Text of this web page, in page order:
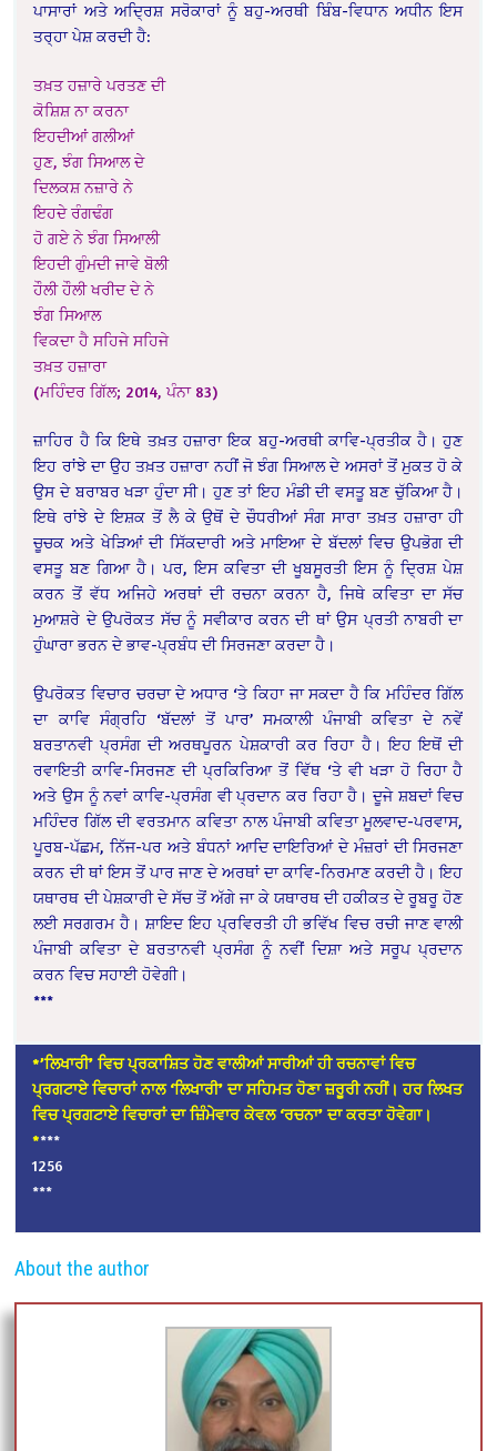
ਪਾਸਾਰਾਂ ਅਤੇ ਅਦ੍ਰਿਸ਼ ਸਰੋਕਾਰਾਂ ਨੂੰ ਬਹੁ-ਅਰਥੀ ਬਿੰਬ-ਵਿਧਾਨ ਅਧੀਨ ਇਸ
ਤਰ੍ਹਾ ਪੇਸ਼ ਕਰਦੀ ਹੈ:
ਤਖ਼ਤ ਹਜ਼ਾਰੇ ਪਰਤਣ ਦੀ
ਕੋਸ਼ਿਸ਼ ਨਾ ਕਰਨਾ
ਇਹਦੀਆਂ ਗਲੀਆਂ
ਹੁਣ, ਝੰਗ ਸਿਆਲ ਦੇ
ਦਿਲਕਸ਼ ਨਜ਼ਾਰੇ ਨੇ
ਇਹਦੇ ਰੰਗਢੰਗ
ਹੋ ਗਏ ਨੇ ਝੰਗ ਸਿਆਲੀ
ਇਹਦੀ ਗੁੰਮਦੀ ਜਾਵੇ ਬੋਲੀ
ਹੌਲੀ ਹੌਲੀ ਖਰੀਦ ਦੇ ਨੇ
ਝੰਗ ਸਿਆਲ
ਵਿਕਦਾ ਹੈ ਸਹਿਜੇ ਸਹਿਜੇ
ਤਖ਼ਤ ਹਜ਼ਾਰਾ
(ਮਹਿੰਦਰ ਗਿੱਲ; 2014, ਪੰਨਾ 83)
ਜ਼ਾਹਿਰ ਹੈ ਕਿ ਇਥੇ ਤਖ਼ਤ ਹਜ਼ਾਰਾ ਇਕ ਬਹੁ-ਅਰਥੀ ਕਾਵਿ-ਪ੍ਰਤੀਕ ਹੈ। ਹੁਣ
ਇਹ ਰਾਂਝੇ ਦਾ ਉਹ ਤਖ਼ਤ ਹਜ਼ਾਰਾ ਨਹੀਂ ਜੋ ਝੰਗ ਸਿਆਲ ਦੇ ਅਸਰਾਂ ਤੋਂ ਮੁਕਤ ਹੋ ਕੇ
ਉਸ ਦੇ ਬਰਾਬਰ ਖੜਾ ਹੁੰਦਾ ਸੀ। ਹੁਣ ਤਾਂ ਇਹ ਮੰਡੀ ਦੀ ਵਸਤੂ ਬਣ ਚੁੱਕਿਆ ਹੈ।
ਇਥੇ ਰਾਂਝੇ ਦੇ ਇਸ਼ਕ ਤੋਂ ਲੈ ਕੇ ਉਥੋਂ ਦੇ ਚੌਧਰੀਆਂ ਸੰਗ ਸਾਰਾ ਤਖ਼ਤ ਹਜ਼ਾਰਾ ਹੀ
ਚੂਚਕ ਅਤੇ ਖੇੜਿਆਂ ਦੀ ਸਿੱਕਦਾਰੀ ਅਤੇ ਮਾਇਆ ਦੇ ਬੱਦਲਾਂ ਵਿਚ ਉਪਭੋਗ ਦੀ
ਵਸਤੂ ਬਣ ਗਿਆ ਹੈ। ਪਰ, ਇਸ ਕਵਿਤਾ ਦੀ ਖੂਬਸੂਰਤੀ ਇਸ ਨੂੰ ਦ੍ਰਿਸ਼ ਪੇਸ਼
ਕਰਨ ਤੋਂ ਵੱਧ ਅਜਿਹੇ ਅਰਥਾਂ ਦੀ ਰਚਨਾ ਕਰਨਾ ਹੈ, ਜਿਥੇ ਕਵਿਤਾ ਦਾ ਸੱਚ
ਮੁਆਸ਼ਰੇ ਦੇ ਉਪਰੋਕਤ ਸੱਚ ਨੂੰ ਸਵੀਕਾਰ ਕਰਨ ਦੀ ਥਾਂ ਉਸ ਪ੍ਰਤੀ ਨਾਬਰੀ ਦਾ
ਹੁੰਘਾਰਾ ਭਰਨ ਦੇ ਭਾਵ-ਪ੍ਰਬੰਧ ਦੀ ਸਿਰਜਣਾ ਕਰਦਾ ਹੈ।
ਉਪਰੋਕਤ ਵਿਚਾਰ ਚਰਚਾ ਦੇ ਅਧਾਰ ‘ਤੇ ਕਿਹਾ ਜਾ ਸਕਦਾ ਹੈ ਕਿ ਮਹਿੰਦਰ ਗਿੱਲ
ਦਾ ਕਾਵਿ ਸੰਗ੍ਰਹਿ ‘ਬੱਦਲਾਂ ਤੋਂ ਪਾਰ’ ਸਮਕਾਲੀ ਪੰਜਾਬੀ ਕਵਿਤਾ ਦੇ ਨਵੇਂ
ਬਰਤਾਨਵੀ ਪ੍ਰਸੰਗ ਦੀ ਅਰਥਪੂਰਨ ਪੇਸ਼ਕਾਰੀ ਕਰ ਰਿਹਾ ਹੈ। ਇਹ ਇਥੋਂ ਦੀ
ਰਵਾਇਤੀ ਕਾਵਿ-ਸਿਰਜਣ ਦੀ ਪ੍ਰਕਿਰਿਆ ਤੋਂ ਵਿੱਥ ‘ਤੇ ਵੀ ਖੜਾ ਹੋ ਰਿਹਾ ਹੈ
ਅਤੇ ਉਸ ਨੂੰ ਨਵਾਂ ਕਾਵਿ-ਪ੍ਰਸੰਗ ਵੀ ਪ੍ਰਦਾਨ ਕਰ ਰਿਹਾ ਹੈ। ਦੂਜੇ ਸ਼ਬਦਾਂ ਵਿਚ
ਮਹਿੰਦਰ ਗਿੱਲ ਦੀ ਵਰਤਮਾਨ ਕਵਿਤਾ ਨਾਲ ਪੰਜਾਬੀ ਕਵਿਤਾ ਮੂਲਵਾਦ-ਪਰਵਾਸ,
ਪੂਰਬ-ਪੱਛਮ, ਨਿੱਜ-ਪਰ ਅਤੇ ਬੰਧਨਾਂ ਆਦਿ ਦਾਇਰਿਆਂ ਦੇ ਮੰਜ਼ਰਾਂ ਦੀ ਸਿਰਜਣਾ
ਕਰਨ ਦੀ ਥਾਂ ਇਸ ਤੋਂ ਪਾਰ ਜਾਣ ਦੇ ਅਰਥਾਂ ਦਾ ਕਾਵਿ-ਨਿਰਮਾਣ ਕਰਦੀ ਹੈ। ਇਹ
ਯਥਾਰਥ ਦੀ ਪੇਸ਼ਕਾਰੀ ਦੇ ਸੱਚ ਤੋਂ ਅੱਗੇ ਜਾ ਕੇ ਯਥਾਰਥ ਦੀ ਹਕੀਕਤ ਦੇ ਰੂਬਰੂ ਹੋਣ
ਲਈ ਸਰਗਰਮ ਹੈ। ਸ਼ਾਇਦ ਇਹ ਪ੍ਰਵਿਰਤੀ ਹੀ ਭਵਿੱਖ ਵਿਚ ਰਚੀ ਜਾਣ ਵਾਲੀ
ਪੰਜਾਬੀ ਕਵਿਤਾ ਦੇ ਬਰਤਾਨਵੀ ਪ੍ਰਸੰਗ ਨੂੰ ਨਵੀਂ ਦਿਸ਼ਾ ਅਤੇ ਸਰੂਪ ਪ੍ਰਦਾਨ
ਕਰਨ ਵਿਚ ਸਹਾਈ ਹੋਵੇਗੀ।
***
*’ਲਿਖਾਰੀ’ ਵਿਚ ਪ੍ਰਕਾਸ਼ਿਤ ਹੋਣ ਵਾਲੀਆਂ ਸਾਰੀਆਂ ਹੀ ਰਚਨਾਵਾਂ ਵਿਚ
ਪ੍ਰਗਟਾਏ ਵਿਚਾਰਾਂ ਨਾਲ ‘ਲਿਖਾਰੀ’ ਦਾ ਸਹਿਮਤ ਹੋਣਾ ਜ਼ਰੂਰੀ ਨਹੀਂ। ਹਰ ਲਿਖਤ
ਵਿਚ ਪ੍ਰਗਟਾਏ ਵਿਚਾਰਾਂ ਦਾ ਜ਼ਿੰਮੇਵਾਰ ਕੇਵਲ ‘ਰਚਨਾ’ ਦਾ ਕਰਤਾ ਹੋਵੇਗਾ।
****
1256
***
About the author